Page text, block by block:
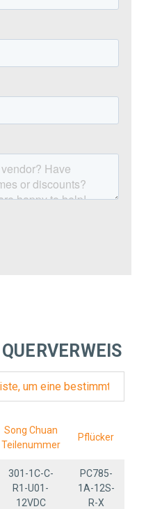
Song Chuan
Teilenummer
Pflücker
301-1C-C-
R1-U01-
12VDC
PC785-
1A-12S-
R-X